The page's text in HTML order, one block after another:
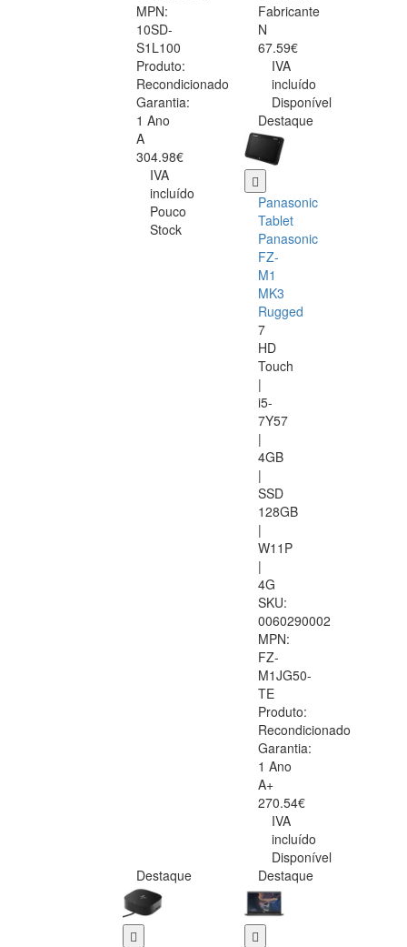
MPN:
10SD-
S1L100
Produto:
Recondicionado
Garantia:
1 Ano
A
304.98€
IVA
incluído
Pouco
Stock
Fabricante
N
67.59€
IVA
incluído
Disponível
Destaque
Panasonic
Tablet
Panasonic
FZ-
M1
MK3
Rugged
7
HD
Touch
|
i5-
7Y57
|
4GB
|
SSD
128GB
|
W11P
|
4G
SKU:
0060290002
MPN:
FZ-
M1JG50-
TE
Produto:
Recondicionado
Garantia:
1 Ano
A+
270.54€
IVA
incluído
Disponível
Destaque
Destaque